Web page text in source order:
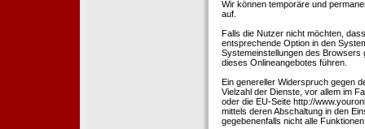
Wir können temporäre und
auf.
Falls die Nutzer nicht möchten,
entsprechende Option in den
Systemeinstellungen des
dieses Onlineangebotes führen.
Ein genereller Widerspruch gegen
Vielzahl der Dienste, vor allem im
oder die EU-Seite http://
mittels deren Abschaltung in den
gegebenenfalls nicht alle